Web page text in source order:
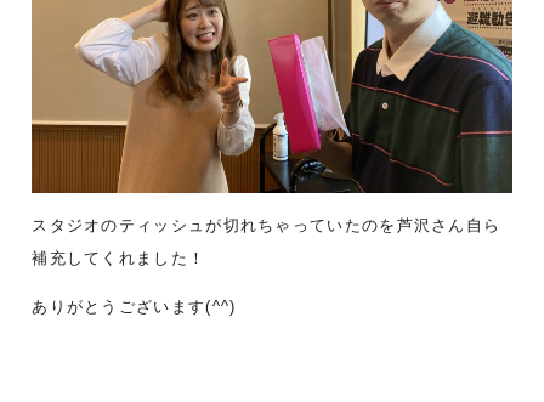
スタジオのティッシュが切れちゃっていたのを芦沢さん自ら
補充してくれました！
ありがとうございます(^^)